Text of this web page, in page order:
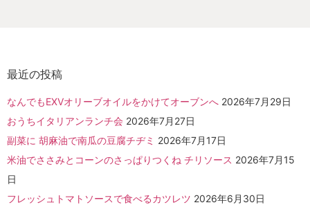
最近の投稿
なんでもEXVオリーブオイルをかけてオーブンへ 2026年7月29日
おうちイタリアンランチ会 2026年7月27日
副菜に 胡麻油で南瓜の豆腐チヂミ 2026年7月17日
米油でささみとコーンのさっぱりつくね チリソース 2026年7月15
日
フレッシュトマトソースで食べるカツレツ 2026年6月30日